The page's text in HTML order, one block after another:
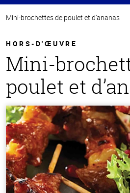
principale
Mini-brochettes de poulet et d’ananas
HORS-D'ŒUVRE
Mini-
poulet et